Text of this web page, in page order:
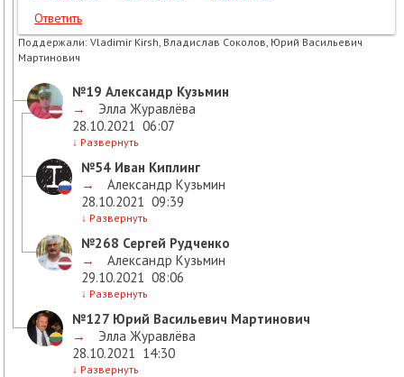
Ответить
Поддержали: Vladimir Kirsh, Владислав Соколов, Юрий Васильевич
Мартинович
№19 Александр Кузьмин
→
Элла Журавлёва
28.10.2021 06:07
↓ Развернуть
№54 Иван Киплинг
→
Александр Кузьмин
28.10.2021 09:39
↓ Развернуть
№268 Сергей Рудченко
→
Александр Кузьмин
29.10.2021 08:06
↓ Развернуть
№127 Юрий Васильевич Мартинович
→
Элла Журавлёва
28.10.2021 14:30
↓ Развернуть